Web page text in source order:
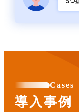
Cases
導入事例